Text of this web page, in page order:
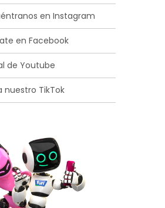
en Instagram
en Facebook
de Youtube
nuestro TikTok